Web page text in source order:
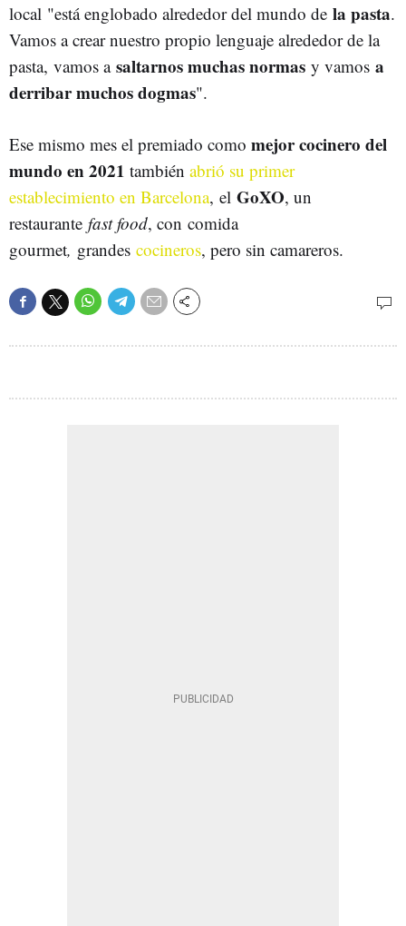
local "está englobado alrededor del mundo de la pasta.
Vamos a crear nuestro propio lenguaje alrededor de la
pasta, vamos a saltarnos muchas normas y vamos a
derribar muchos dogmas".
Ese mismo mes el premiado como mejor cocinero del
mundo en 2021 también abrió su primer
establecimiento en Barcelona, el GoXO, un
restaurante fast food, con comida
gourmet, grandes cocineros, pero sin camareros.